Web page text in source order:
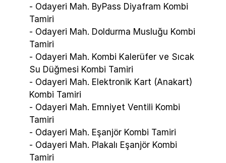
- Odayeri Mah. ByPass Diyafram Kombi
Tamiri
- Odayeri Mah. Doldurma Musluğu Kombi
Tamiri
- Odayeri Mah. Kombi Kalerüfer ve Sıcak
Su Düğmesi Kombi Tamiri
- Odayeri Mah. Elektronik Kart (Anakart)
Kombi Tamiri
- Odayeri Mah. Emniyet Ventili Kombi
Tamiri
- Odayeri Mah. Eşanjör Kombi Tamiri
- Odayeri Mah. Plakalı Eşanjör Kombi
Tamiri